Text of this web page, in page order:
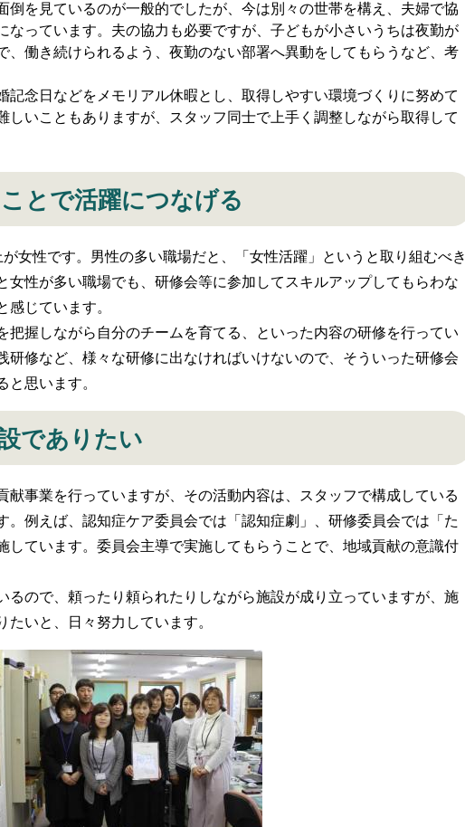
倒を見ているのが一般的でしたが、今は別々の世帯を構え、夫婦で協
なっています。夫の協力も必要ですが、子どもが小さいうちは夜勤が
、働き続けられるよう、夜勤のない部署へ異動をしてもらうなど、考
念日などをメモリアル休暇とし、取得しやすい環境づくりに努めて
しいこともありますが、スタッフ同士で上手く調整しながら取得して
とで活躍につなげる
女性です。男性の多い職場だと、「女性活躍」というと取り組むべき
女性が多い職場でも、研修会等に参加してスキルアップしてもらわな
感じています。
握しながら自分のチームを育てる、といった内容の研修を行ってい
研修など、様々な研修に出なければいけないので、そういった研修会
と思います。
でありたい
事業を行っていますが、その活動内容は、スタッフで構成している
。例えば、認知症ケア委員会では「認知症劇」、研修委員会では「た
しています。委員会主導で実施してもらうことで、地域貢献の意識付
ので、頼ったり頼られたりしながら施設が成り立っていますが、施
いと、日々努力しています。